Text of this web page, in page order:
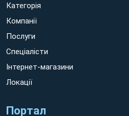
Категорія
Компанії
Послуги
Спеціалісти
Інтернет-магазини
Локації
Портал